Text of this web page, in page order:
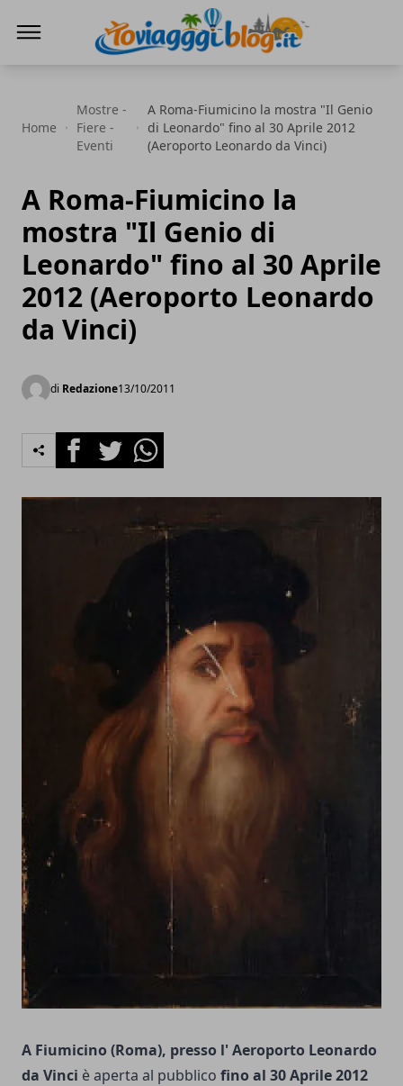
Home
Mostre -
Fiere -
Eventi
A Roma-Fiumicino la mostra "Il Genio
di Leonardo" fino al 30 Aprile 2012
(Aeroporto Leonardo da Vinci)
A Roma-Fiumicino la
mostra "Il Genio di
Leonardo" fino al 30 Aprile
2012 (Aeroporto Leonardo
da Vinci)
di Redazione13/10/2011
FacebookTwitterWhatsapp
A Fiumicino (Roma), presso l' Aeroporto Leonardo
da Vinci è aperta al pubblico fino al 30 Aprile 2012